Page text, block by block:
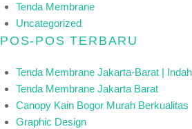
Tenda Membrane
Uncategorized
POS-POS TERBARU
Tenda Membrane Jakarta-Barat |
Tenda Membrane Jakarta Barat
Canopy Kain Bogor Murah Berkualitas
Graphic Design